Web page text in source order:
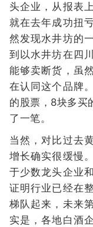
头企业，从报表
就在去年成功扭
然发现水井坊的
到以水井坊在四
能够卖断货，虽
在认同这个品牌
的股票，8块多买
了一笔。
当然，对比过去
增长确实很缓慢
于少数龙头企业
证明行业已经在
梯队起来，未来
实是，各地白酒